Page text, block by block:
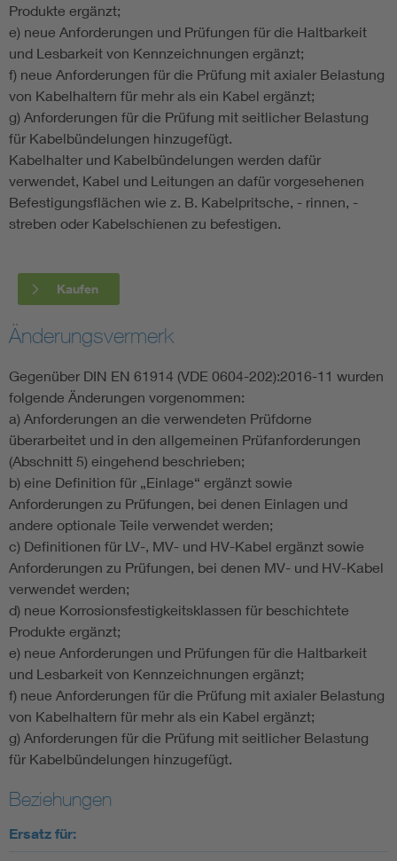
Produkte ergänzt;
e) neue Anforderungen und Prüfungen für die Haltbarkeit
und Lesbarkeit von Kennzeichnungen ergänzt;
f) neue Anforderungen für die Prüfung mit axialer Belastung
von Kabelhaltern für mehr als ein Kabel ergänzt;
g) Anforderungen für die Prüfung mit seitlicher Belastung
für Kabelbündelungen hinzugefügt.
Kabelhalter und Kabelbündelungen werden dafür
verwendet, Kabel und Leitungen an dafür vorgesehenen
Befestigungsflächen wie z. B. Kabelpritsche, - rinnen, -
streben oder Kabelschienen zu befestigen.
Kaufen
Änderungsvermerk
Gegenüber DIN EN 61914 (VDE 0604-202):2016-11 wurden
folgende Änderungen vorgenommen:
a) Anforderungen an die verwendeten Prüfdorne
überarbeitet und in den allgemeinen Prüfanforderungen
(Abschnitt 5) eingehend beschrieben;
b) eine Definition für „Einlage“ ergänzt sowie
Anforderungen zu Prüfungen, bei denen Einlagen und
andere optionale Teile verwendet werden;
c) Definitionen für LV-, MV- und HV-Kabel ergänzt sowie
Anforderungen zu Prüfungen, bei denen MV- und HV-Kabel
verwendet werden;
d) neue Korrosionsfestigkeitsklassen für beschichtete
Produkte ergänzt;
e) neue Anforderungen und Prüfungen für die Haltbarkeit
und Lesbarkeit von Kennzeichnungen ergänzt;
f) neue Anforderungen für die Prüfung mit axialer Belastung
von Kabelhaltern für mehr als ein Kabel ergänzt;
g) Anforderungen für die Prüfung mit seitlicher Belastung
für Kabelbündelungen hinzugefügt.
Beziehungen
Ersatz für: